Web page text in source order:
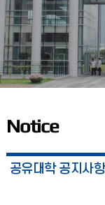
Notice
공유대학 공지사항